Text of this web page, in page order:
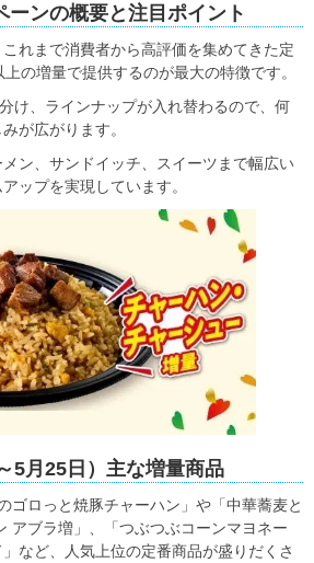
ーンの概要と注目ポイント
れまで消費者から高評価を集めてきた定
の増量で提供するのが最大の特徴です。
け、ラインナップが入れ替わるので、何
が広がります。
ン、サンドイッチ、スイーツまで幅広い
ップを実現しています。
5月25日）主な増量商品
ゴロっと焼豚チャーハン」や「中華蕎麦と
アブラ増」、「つぶつぶコーンマヨネー
など、人気上位の定番商品が盛りだくさ